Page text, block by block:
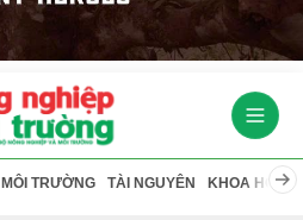
MÔI TRƯỜNG TÀI NGUYÊN KHOA HỌC